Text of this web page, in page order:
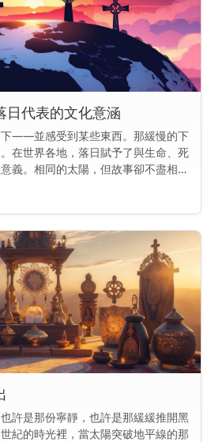
日代表的文化意涵
——並感受到某些東西。那緩慢的下
在世界各地，落日賦予了與生命、死
義。相同的太陽，但故事卻不盡相
中，落日常常象徵結束、反思與轉
許是那份寧靜，也許是那緩緩推開黑
紀的時光裡，當太陽突破地平線的那